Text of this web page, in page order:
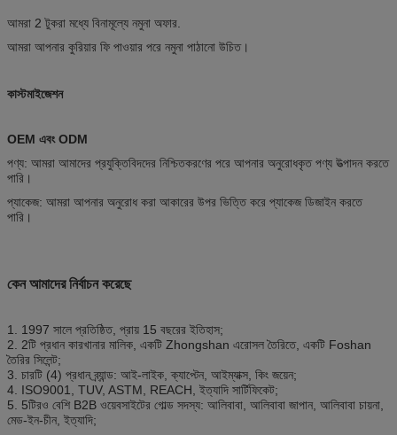
আমরা 2 টুকরা মধ্যে বিনামূল্যে নমুনা অফার.
আমরা আপনার কুরিয়ার ফি পাওয়ার পরে নমুনা পাঠানো উচিত।
কাস্টমাইজেশন
OEM এবং ODM
পণ্য: আমরা আমাদের প্রযুক্তিবিদদের নিশ্চিতকরণের পরে আপনার অনুরোধকৃত পণ্য উত্পাদন করতে
পারি।
প্যাকেজ: আমরা আপনার অনুরোধ করা আকারের উপর ভিত্তি করে প্যাকেজ ডিজাইন করতে
পারি।
কেন আমাদের নির্বাচন করেছে
1. 1997 সালে প্রতিষ্ঠিত, প্রায় 15 বছরের ইতিহাস;
2. 2টি প্রধান কারখানার মালিক, একটি Zhongshan এরোসল তৈরিতে, একটি Foshan
তৈরির সিলেন্ট;
3. চারটি (4) প্রধান ব্র্যান্ড: আই-লাইক, ক্যাপ্টেন, আইম্যাক্স, কিং জয়েন;
4. ISO9001, TUV, ASTM, REACH, ইত্যাদি সার্টিফিকেট;
5. 5টিরও বেশি B2B ওয়েবসাইটের গোল্ড সদস্য: আলিবাবা, আলিবাবা জাপান, আলিবাবা চায়না,
মেড-ইন-চীন, ইত্যাদি;